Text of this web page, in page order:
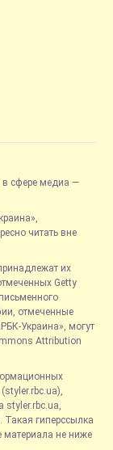
в сфере медиа —
читать вне
их
Getty
отмеченные
Украина», могут
Attribution
styler.rbc.ua,
гиперссылка
материала не ниже